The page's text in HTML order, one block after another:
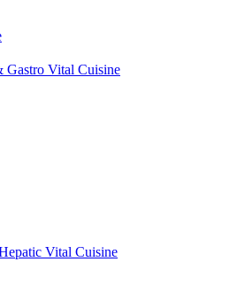
Gastro Vital Cuisine
Vital Cuisine